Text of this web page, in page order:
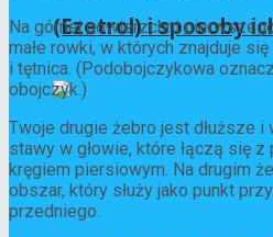
(Ezetrol) i sposoby
Na górnej powierzchni
małe rowki, w których znajduje
i tętnica. (Podobojczykowa
obojczyk.)
Twoje drugie żebro jest dłuższe i
stawy w głowie, które łączą się
kręgiem piersiowym. Na drugim
obszar, który służy jako punkt
przedniego.